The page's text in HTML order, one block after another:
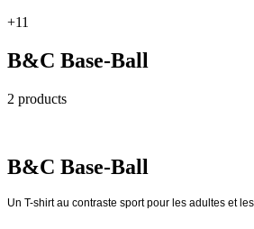
+11
B&C Base-Ball
2 products